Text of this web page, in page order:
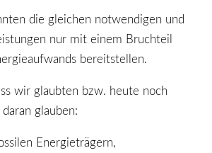
die gleichen notwendigen und
nur mit einem Bruchteil
bereitstellen.
wir glaubten bzw. heute noch
glauben:
Energieträgern,